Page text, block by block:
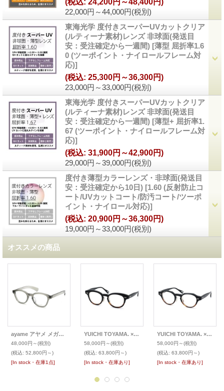
22,000円～44,000円(税別)
東海光学 度付きスーパーUVカットクリア
(ルティーナ素材)レンズ 非球面(発送目
安：受注確定から一週間) [薄型 屈折率1.6
0 (ツーポイント・ナイロールフレーム対
応)]
23,000円～33,000円(税別)
(税込: 25,300円～36,300円)
東海光学 度付きスーパーUVカットクリア
(ルティーナ素材)レンズ 非球面(発送目
安：受注確定から一週間) [薄型+ 屈折率1.
67 (ツーポイント・ナイロールフレーム対
応)]
29,000円～39,000円(税別)
(税込: 31,900円～42,900円)
度付き薄型カラーレンズ・非球面(発送目
安：受注確定から10日) [1.60 (反射防止コ
ート/UVカットコート/防汚コート/ツーポ
イント・ナイロール対応)]
19,000円～33,000円(税別)
(税込: 20,900円～36,300円)
オススメの商品
ayame アヤメ メガネ NEWOLD celluloid ニューオールド セルロイド
48,000円～(税別)
(税込: 52,800円～)
[In stock・在庫1点]
YUICHI TOYAMA. × ポンメガネ メガネ U-128RS IND
58,000円～(税別)
(税込: 63,800円～)
[In stock・在庫あり]
YUICHI TOYAMA. × ポンメガネ メガネ U-129RS DFW
58,000円～(税別)
(税込: 63,800円～)
[In stock・在庫あり]